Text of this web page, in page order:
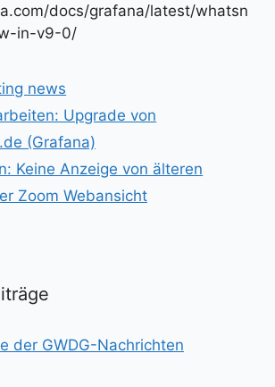
docs/grafana/latest/whatsn
in-v9-0/
news
Upgrade von
(Grafana)
Keine Anzeige von älteren
Zoom Webansicht
der GWDG-Nachrichten